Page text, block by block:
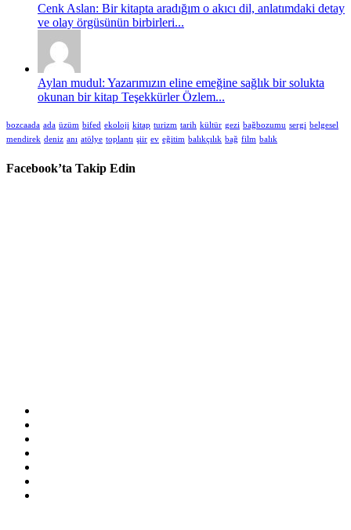
Cenk Aslan: Bir kitapta aradığım o akıcı dil, anlatımdaki detay
ve olay örgüsünün birbirleri...
Aylan mudul: Yazarımızın eline emeğine sağlık bir solukta
okunan bir kitap Teşekkürler Özlem...
bozcaada ada üzüm bifed ekoloji kitap turizm tarih kültür gezi bağbozumu sergi belgesel
mendirek deniz anı atölye toplantı şiir ev eğitim balıkçılık bağ film balık
Facebook’ta Takip Edin